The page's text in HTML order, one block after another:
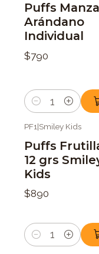
Puffs
Arándano
Individual
$790
Cantidad
PF1|Smiley Kids
Puffs
12 grs
Kids
$890
Cantidad